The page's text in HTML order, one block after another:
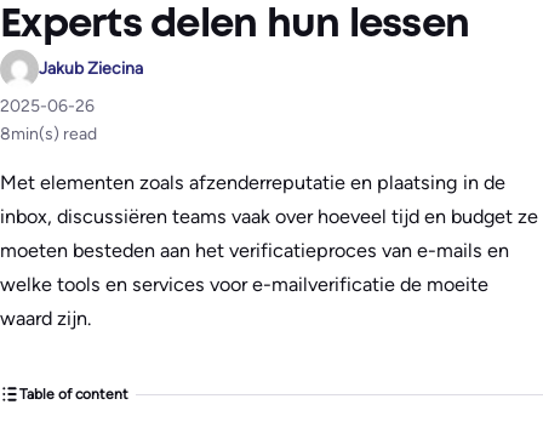
Experts delen hun lessen
Jakub Ziecina
2025-06-26
8min(s) read
Met elementen zoals afzenderreputatie en plaatsing in de
inbox, discussiëren teams vaak over hoeveel tijd en budget ze
moeten besteden aan het verificatieproces van e-mails en
welke tools en services voor e-mailverificatie de moeite
waard zijn.
Table of content